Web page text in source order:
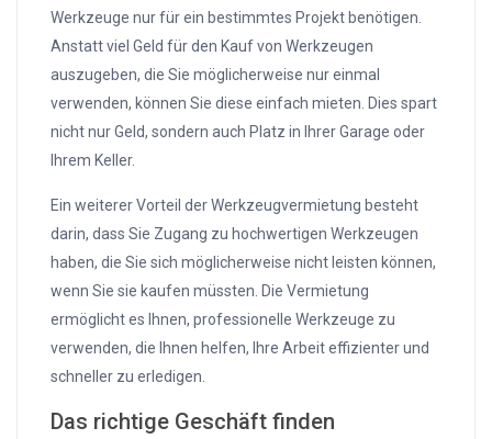
Werkzeuge nur für ein bestimmtes Projekt benötigen.
Anstatt viel Geld für den Kauf von Werkzeugen
auszugeben, die Sie möglicherweise nur einmal
verwenden, können Sie diese einfach mieten. Dies spart
nicht nur Geld, sondern auch Platz in Ihrer Garage oder
Ihrem Keller.
Ein weiterer Vorteil der Werkzeugvermietung besteht
darin, dass Sie Zugang zu hochwertigen Werkzeugen
haben, die Sie sich möglicherweise nicht leisten können,
wenn Sie sie kaufen müssten. Die Vermietung
ermöglicht es Ihnen, professionelle Werkzeuge zu
verwenden, die Ihnen helfen, Ihre Arbeit effizienter und
schneller zu erledigen.
Das richtige Geschäft finden